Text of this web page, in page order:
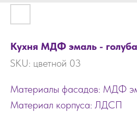
Кухня МДФ эмаль -
SKU: цветной 03
Материалы фасадов: МДФ
Материал корпуса: ЛДСП